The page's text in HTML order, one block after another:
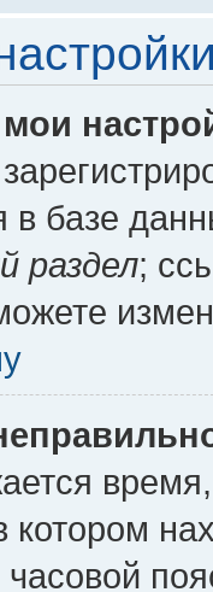
в базе
раздел;
котором